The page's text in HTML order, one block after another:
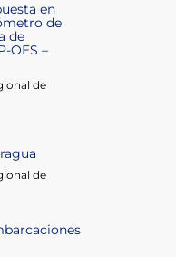
en
de
de
OES –
de
de